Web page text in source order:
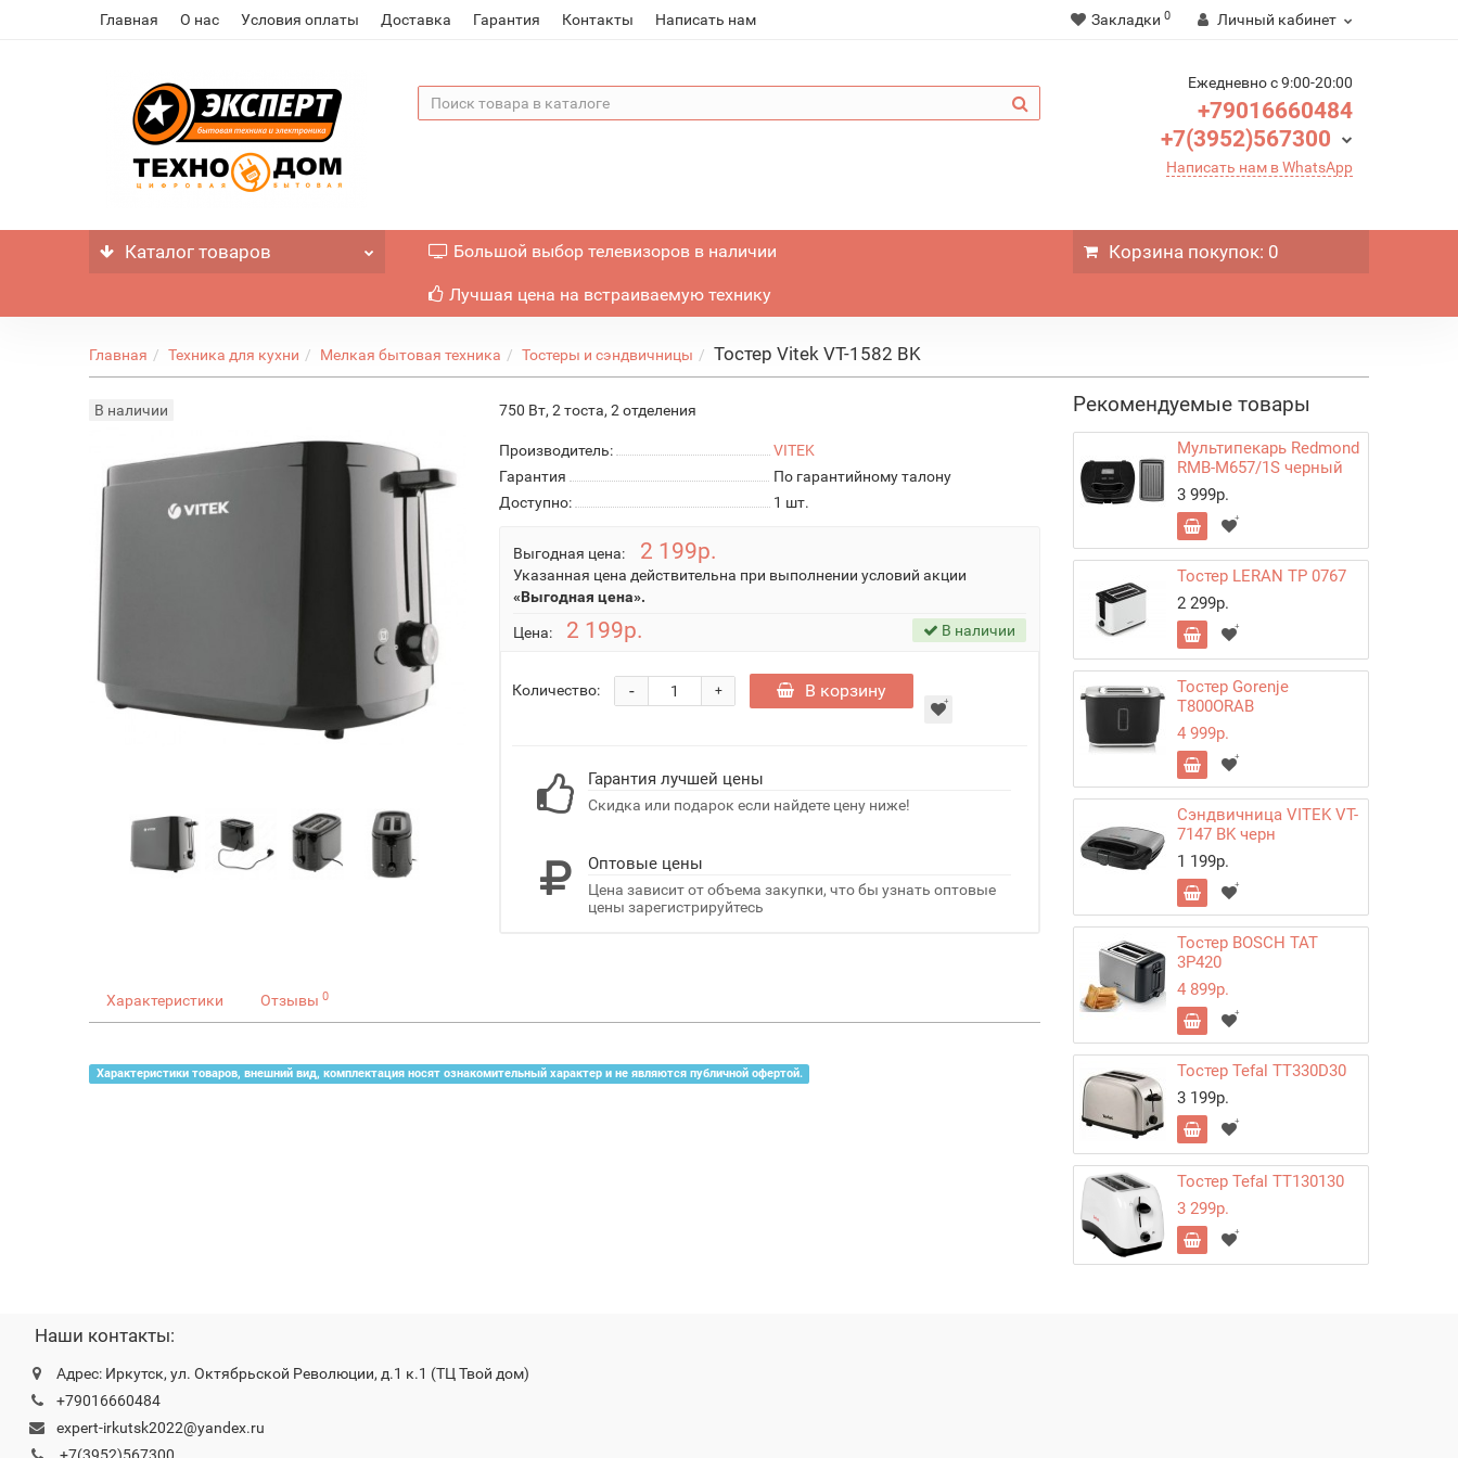
Главная О нас Условия оплаты Доставка Гарантия Контакты Написать нам Закладки 0 Личный кабинет
Ежедневно c 9:00-20:00
+79016660484
+7(3952)567300
Написать нам в WhatsApp
Каталог товаров Большой выбор телевизоров в наличии
Лучшая цена на встраиваемую технику
Корзина покупок: 0
Главная Техника для кухни Мелкая бытовая техника Тостеры и сэндвичницы Тостер Vitek VT-1582 BK
В наличии 750 Вт, 2 тоста, 2 отделения
Производитель:
VITEK
Гарантия
По гарантийному талону
Доступно:
1 шт.
Выгодная цена: 2 199р.
Указанная цена действительна при выполнении условий акции
«Выгодная цена».
Цена: 2 199р. В наличии
Количество: +
- В корзину
Гарантия лучшей цены
Скидка или подарок если найдете цену ниже!
Оптовые цены
Цена зависит от объема закупки, что бы узнать оптовые
цены зарегистрируйтесь
Характеристики Отзывы0
Характеристики товаров, внешний вид, комплектация носят ознакомительный характер и не являются публичной офертой.
Рекомендуемые товары
Мультипекарь Redmond
RMB-M657/1S черный
3 999р.
Тостер LERAN TP 0767
2 299р.
Тостер Gorenje
T800ORAB
4 999р.
Сэндвичница VITEK VT-
7147 BK черн
1 199р.
Тостер BOSCH TAT
3P420
4 899р.
Тостер Tefal TT330D30
3 199р.
Тостер Tefal TT130130
3 299р.
Наши контакты:
Адрес: Иркутск, ул. Октябрьской Революции, д.1 к.1 (ТЦ Твой дом)
+79016660484
expert-irkutsk2022@yandex.ru